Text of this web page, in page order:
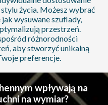
życia. Możesz wybrać
wysuwane szuflady,
przestrzeń.
różnorodności
aby stworzyć unikalną
preferencje.
wpływają na
na wymiar?